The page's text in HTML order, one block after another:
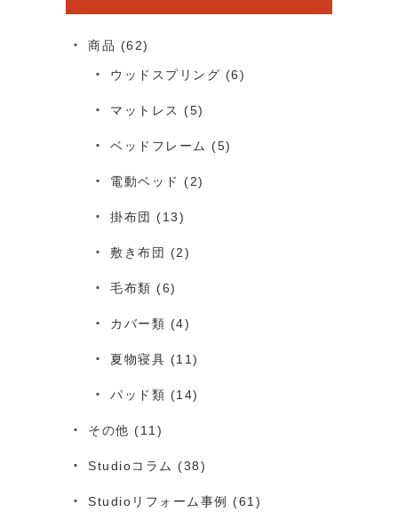
商品 (62)
ウッドスプリング (6)
マットレス (5)
ベッドフレーム (5)
電動ベッド (2)
掛布団 (13)
敷き布団 (2)
毛布類 (6)
カバー類 (4)
夏物寝具 (11)
パッド類 (14)
その他 (11)
Studioコラム (38)
Studioリフォーム事例 (61)